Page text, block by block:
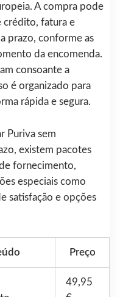
A compra pode
crédito, fatura e
prazo, conforme as
da encomenda.
consoante a
é organizado para
rápida e segura.
Puriva sem
existem pacotes
fornecimento,
especiais como
satisfação e opções
Preço
49,95